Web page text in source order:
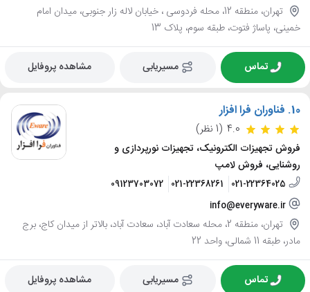
تهران، منطقه 12، محله فردوسی ، خیابان لاله زار جنوبی، میدان امام
خمینی، پاساژ فتوت، طبقه سوم، پلاک 13
تماس مسیریابی مشاهده پروفایل
10. فناوران فرا افزار
4.0 (1 نظر)
فروش تجهیزات الکترونیک، تجهیزات نورپردازی و
روشنایی، فروش لامپ
021-22364025
021-22368261
09123703072
info@everyware.ir
تهران، منطقه 2، محله سعادت آباد، سعادت آباد، بالاتر از میدان کاج، برج
مادر، طبقه 11 شمالی، واحد 22
تماس مسیریابی مشاهده پروفایل